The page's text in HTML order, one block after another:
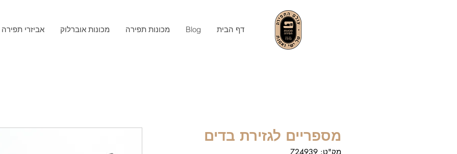
דף הבית Blog מכונות תפירה מכונות אוברלוק אביזרי תפירה
מספריים לגזירת בדים
מק"ט: 724939